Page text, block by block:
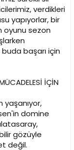
verdikleri
yapıyorlar, bir
oyunu sezon
başarı için
İÇİN
yaşanıyor,
domine
gözüyle
değil.